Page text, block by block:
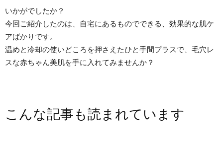
いかがでしたか？
今回ご紹介したのは、自宅にあるものでできる、効果的な肌ケ
アばかりです。
温めと冷却の使いどころを押さえたひと手間プラスで、毛穴レ
スな赤ちゃん美肌を手に入れてみませんか？
こんな記事も読まれています